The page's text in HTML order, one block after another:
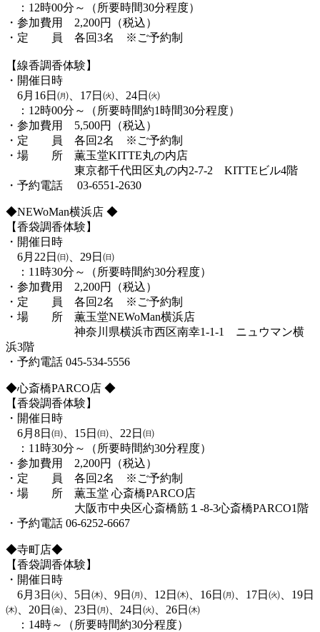
：12時00分～（所要時間30分程度）
・参加費用 2,200円（税込）
・定 員 各回3名 ※ご予約制
【線香調香体験】
・開催日時
6月16日㈪、17日㈫、24日㈫
：12時00分～（所要時間約1時間30分程度）
・参加費用 5,500円（税込）
・定 員 各回2名 ※ご予約制
・場 所 薫玉堂KITTE丸の内店
東京都千代田区丸の内2-7-2 KITTEビル4階
・予約電話 03-6551-2630
◆NEWoMan横浜店 ◆
【香袋調香体験】
・開催日時
6月22日㈰、29日㈰
：11時30分～（所要時間約30分程度）
・参加費用 2,200円（税込）
・定 員 各回2名 ※ご予約制
・場 所 薫玉堂NEWoMan横浜店
神奈川県横浜市西区南幸1-1-1 ニュウマン横
浜3階
・予約電話 045-534-5556
◆心斎橋PARCO店 ◆
【香袋調香体験】
・開催日時
6月8日㈰、15日㈰、22日㈰
：11時30分～（所要時間約30分程度）
・参加費用 2,200円（税込）
・定 員 各回2名 ※ご予約制
・場 所 薫玉堂 心斎橋PARCO店
大阪市中央区心斎橋筋１-8-3心斎橋PARCO1階
・予約電話 06-6252-6667
◆寺町店◆
【香袋調香体験】
・開催日時
6月3日㈫、5日㈭、9日㈪、12日㈭、16日㈪、17日㈫、19日
㈭、20日㈮、23日㈪、24日㈫、26日㈭
：14時～（所要時間約30分程度）